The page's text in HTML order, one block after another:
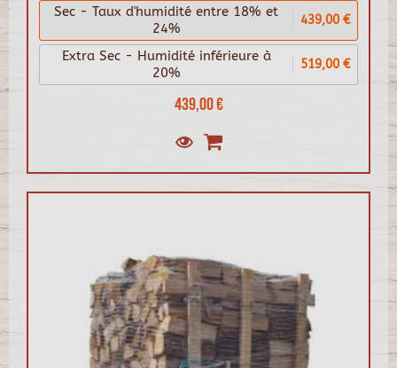
439,00 €
Sec - Taux d'humidité entre 18% et
24%
439,00 €
Extra Sec - Humidité inférieure à
20%
519,00 €